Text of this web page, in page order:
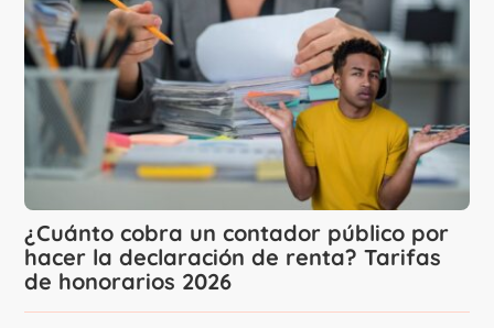
¿Cuánto cobra un contador público por
hacer la declaración de renta? Tarifas
de honorarios 2026